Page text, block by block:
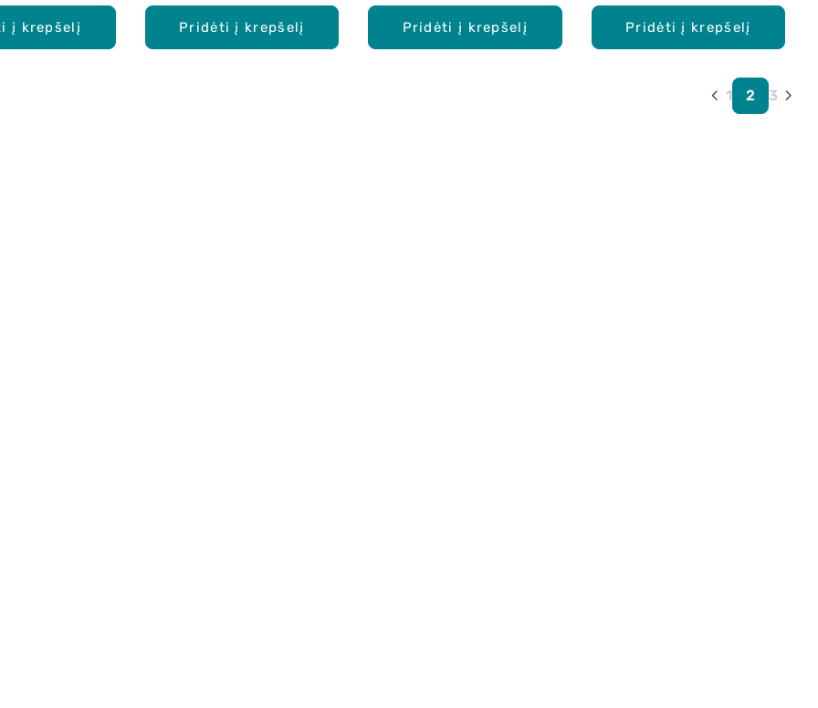
į krepšelį Pridėti į krepšelį Pridėti į krepšelį Pridėti į krepšelį
1 2 3